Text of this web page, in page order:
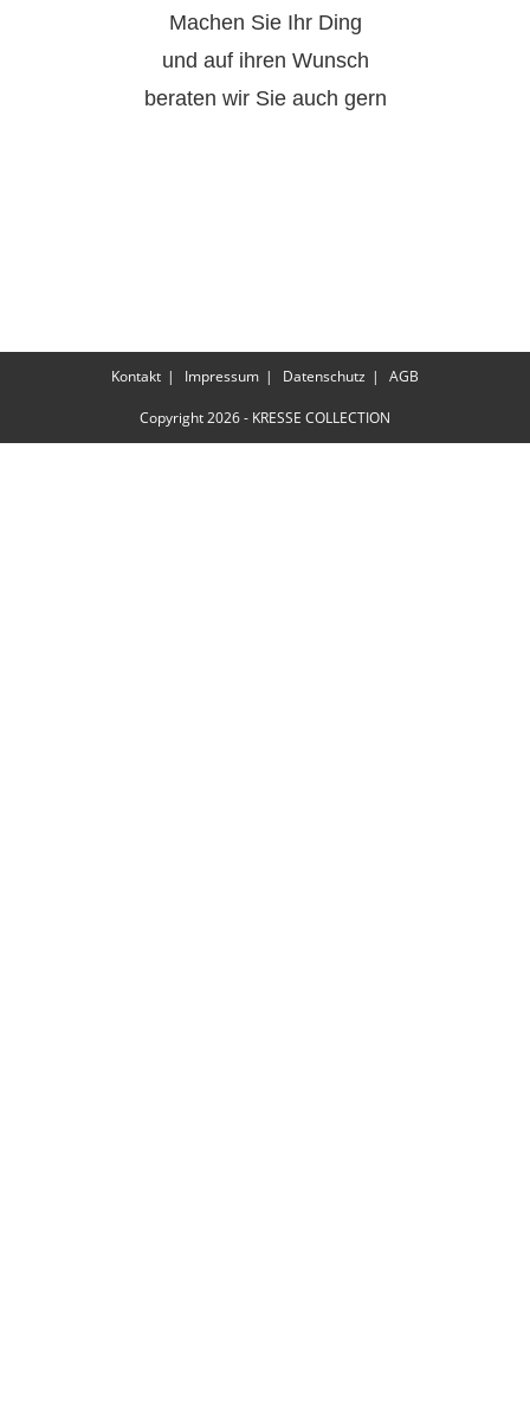
Machen Sie Ihr Ding
und auf ihren Wunsch
beraten wir Sie auch gern
Kontakt Impressum Datenschutz AGB
Copyright 2026 - KRESSE COLLECTION